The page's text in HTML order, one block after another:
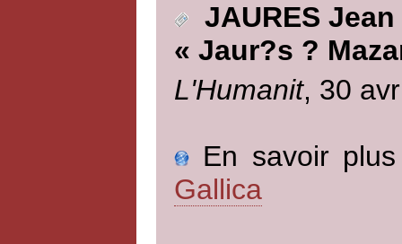
JAURES Jean
« Jaur?s ?
L'Humanit, 30
En savoir
Gallica